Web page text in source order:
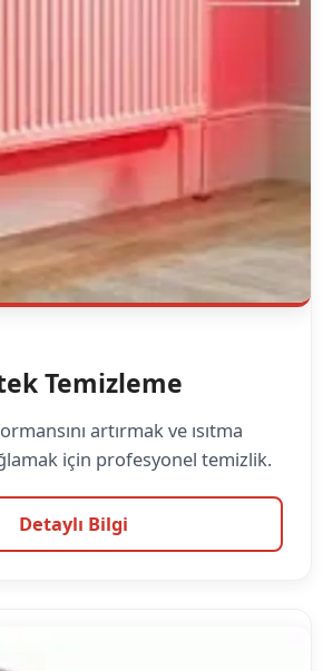
Temizleme
artırmak ve ısıtma
için profesyonel temizlik.
Detaylı Bilgi